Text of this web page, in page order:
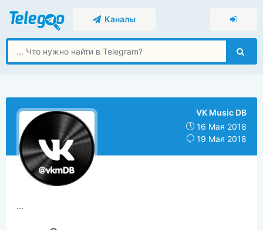
Каналы
VK Music DB
16 Мая 2018
19 Мая 2018
...